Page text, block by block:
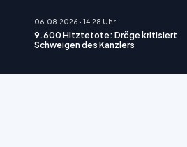
06.08.2026 · 14:28 Uhr
9.600 Hitztetote: Dröge kritisiert
Schweigen des Kanzlers